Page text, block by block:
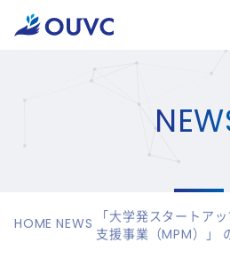
HOME NEWS
「大学発スタートア
支援事業（MPM）」